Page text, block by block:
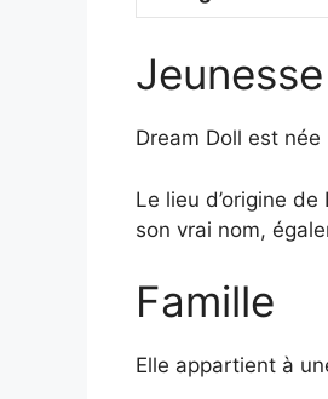
Jeunesse
Dream Doll est
Le lieu d’origine
son vrai nom,
Famille
Elle appartient à